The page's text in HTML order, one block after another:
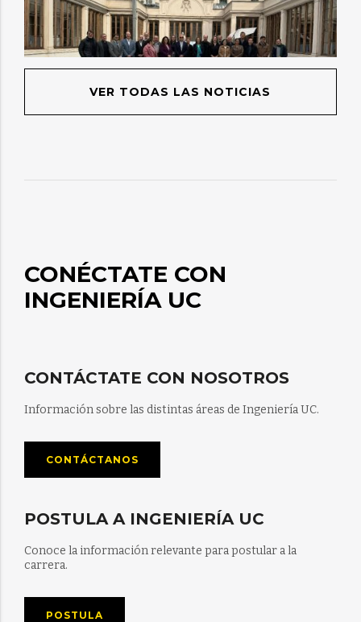
VER TODAS LAS NOTICIAS
CONÉCTATE CON
INGENIERÍA UC
CONTÁCTATE CON NOSOTROS
Información sobre las distintas áreas de Ingeniería UC.
CONTÁCTANOS
POSTULA A INGENIERÍA UC
Conoce la información relevante para postular a la
carrera.
POSTULA